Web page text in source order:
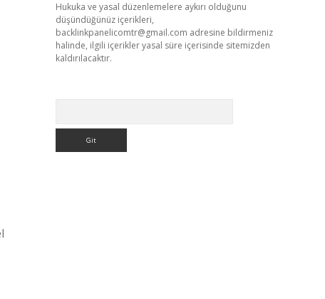
Hukuka ve yasal düzenlemelere aykırı olduğunu
düşündüğünüz içerikleri,
backlinkpanelicomtr@gmail.com adresine bildirmeniz
halinde, ilgili içerikler yasal süre içerisinde sitemizden
kaldırılacaktır.